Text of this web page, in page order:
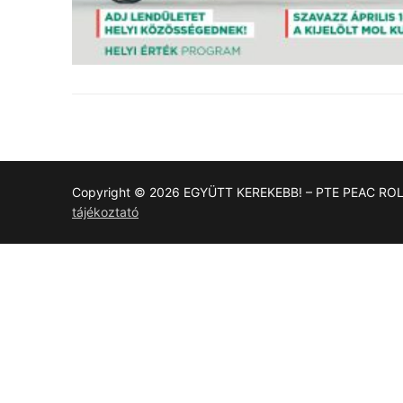
Copyright © 2026 EGYÜTT KEREKEBB! – PTE PEAC
tájékoztató